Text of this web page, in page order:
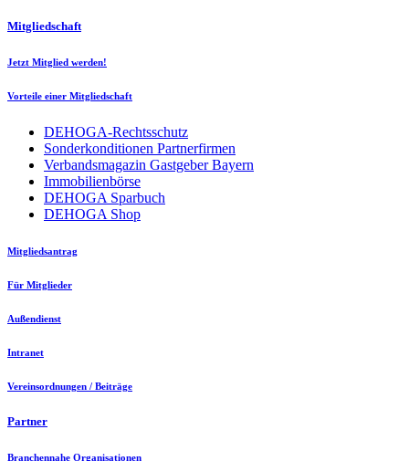
Mitgliedschaft
Jetzt Mitglied werden!
Vorteile einer Mitgliedschaft
DEHOGA-Rechtsschutz
Sonderkonditionen Partnerfirmen
Verbandsmagazin Gastgeber Bayern
Immobilienbörse
DEHOGA Sparbuch
DEHOGA Shop
Mitgliedsantrag
Für Mitglieder
Außendienst
Intranet
Vereinsordnungen / Beiträge
Partner
Branchennahe Organisationen